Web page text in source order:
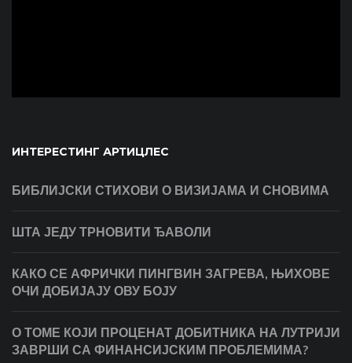
ИНТЕРЕСТИНГ АРТИЦЛЕС
БИБЛИЈСКИ СТИХОВИ О ВИЗИЈАМА И СНОВИМА
ШТА ЈЕДУ ТРНОВИТИ ЂАВОЛИ
КАКО СЕ АФРИЧКИ ПИНГВИН ЗАГРЕВА, ЊИХОВЕ
ОЧИ ДОБИЈАЈУ ОВУ БОЈУ
О ТОМЕ КОЈИ ПРОЦЕНАТ ДОБИТНИКА НА ЛУТРИЈИ
ЗАВРШИ СА ФИНАНСИЈСКИМ ПРОБЛЕМИМА?